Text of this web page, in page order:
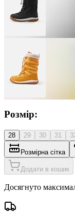
Розмір:
28 29 30 31
Розмірна сітка
Додати в кошик
Досягнуто